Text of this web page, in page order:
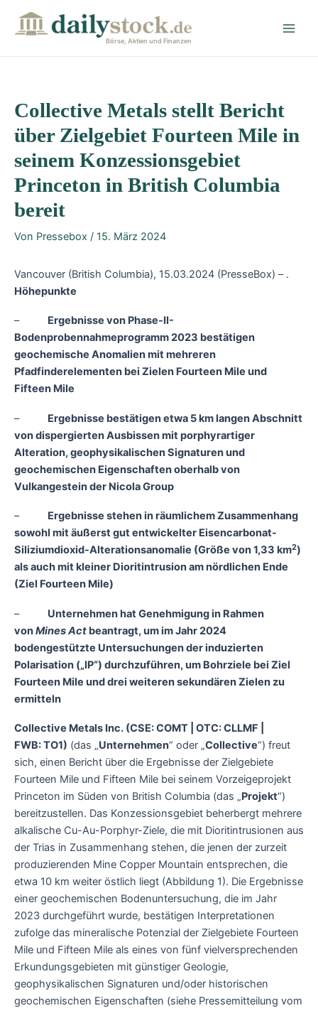
Börse, Aktien und Finanzen
Collective Metals stellt Bericht
über Zielgebiet Fourteen Mile in
seinem Konzessionsgebiet
Princeton in British Columbia
bereit
Von Pressebox / 15. März 2024
Vancouver (British Columbia), 15.03.2024 (PresseBox) – .
Höhepunkte
– Ergebnisse von Phase-II-
Bodenprobennahmeprogramm 2023 bestätigen
geochemische Anomalien mit mehreren
Pfadfinderelementen bei Zielen Fourteen Mile und
Fifteen Mile
– Ergebnisse bestätigen etwa 5 km langen Abschnitt
von dispergierten Ausbissen mit porphyrartiger
Alteration, geophysikalischen Signaturen und
geochemischen Eigenschaften oberhalb von
Vulkangestein der Nicola Group
– Ergebnisse stehen in räumlichem Zusammenhang
sowohl mit äußerst gut entwickelter Eisencarbonat-
Siliziumdioxid-Alterationsanomalie (Größe von 1,33 km2)
als auch mit kleiner Dioritintrusion am nördlichen Ende
(Ziel Fourteen Mile)
– Unternehmen hat Genehmigung in Rahmen
vonMines Act beantragt, um im Jahr 2024
bodengestützte Untersuchungen der induzierten
Polarisation („IP“) durchzuführen, um Bohrziele bei Ziel
Fourteen Mile und drei weiteren sekundären Zielen zu
ermitteln
Collective Metals Inc. (CSE: COMT | OTC: CLLMF |
FWB: TO1) (das „Unternehmen“ oder „Collective“) freut
sich, einen Bericht über die Ergebnisse der Zielgebiete
Fourteen Mile und Fifteen Mile bei seinem Vorzeigeprojekt
Princeton im Süden von British Columbia (das „Projekt“)
bereitzustellen. Das Konzessionsgebiet beherbergt mehrere
alkalische Cu-Au-Porphyr-Ziele, die mit Dioritintrusionen aus
der Trias in Zusammenhang stehen, die jenen der zurzeit
produzierenden Mine Copper Mountain entsprechen, die
etwa 10 km weiter östlich liegt (Abbildung 1). Die Ergebnisse
einer geochemischen Bodenuntersuchung, die im Jahr
2023 durchgeführt wurde, bestätigen Interpretationen
zufolge das mineralische Potenzial der Zielgebiete Fourteen
Mile und Fifteen Mile als eines von fünf vielversprechenden
Erkundungsgebieten mit günstiger Geologie,
geophysikalischen Signaturen und/oder historischen
geochemischen Eigenschaften (siehe Pressemitteilung vom